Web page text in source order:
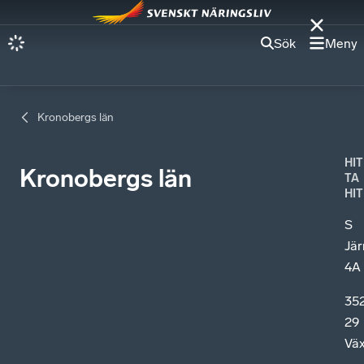
Sök Meny
Kronobergs län
Kronobergs län
HIT
TA
HIT
S
4A
29